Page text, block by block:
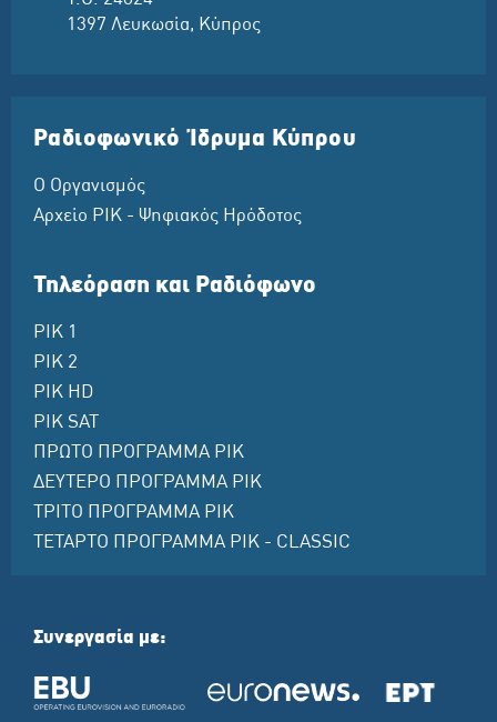
1397 Λευκωσία, Κύπρος
Ραδιοφωνικό Ίδρυμα Κύπρου
Ο Οργανισμός
Αρχείο ΡΙΚ - Ψηφιακός Ηρόδοτος
Τηλεόραση και Ραδιόφωνο
ΡΙΚ 1
ΡΙΚ 2
ΡΙΚ HD
ΡΙΚ SAT
ΠΡΩΤΟ ΠΡΟΓΡΑΜΜΑ ΡΙΚ
ΔΕΥΤΕΡΟ ΠΡΟΓΡΑΜΜΑ ΡΙΚ
ΤΡΙΤΟ ΠΡΟΓΡΑΜΜΑ ΡΙΚ
ΤΕΤΑΡΤΟ ΠΡΟΓΡΑΜΜΑ ΡΙΚ - CLASSIC
Συνεργασία με: